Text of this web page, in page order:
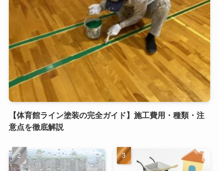
【体育館ライン塗装の完全ガイド】施工費用・種類・注
意点を徹底解説